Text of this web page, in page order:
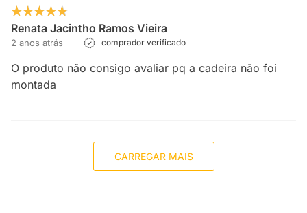
Renata Jacintho Ramos Vieira
2 anos atrás comprador verificado
O produto não consigo avaliar pq a cadeira não foi
montada
CARREGAR MAIS